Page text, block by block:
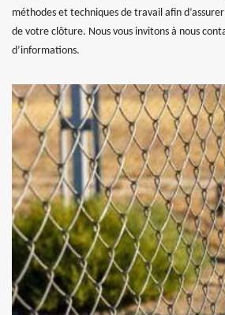
méthodes et techniques de travail afin
de votre clôture. Nous vous invitons à nous
d’informations.